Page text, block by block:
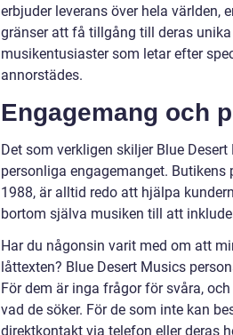
erbjuder leverans över hela
gränser att få tillgång till deras
musikentusiaster som letar efter
annorstädes.
Engagemang och
Det som verkligen skiljer Blue
personliga engagemanget. Butikens
1988, är alltid redo att hjälpa
bortom själva musiken till att
Har du någonsin varit med om att
låttexten? Blue Desert Musics
För dem är inga frågor för svåra,
vad de söker. För de som inte kan
direktkontakt via telefon eller deras